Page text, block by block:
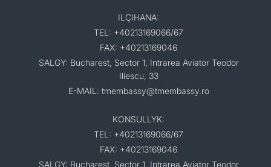
ILÇIHANA:
TEL: +40213169066/67
FAX: +40213169046
SALGY: Bucharest, Sector 1, Intrarea Aviator Teodor
Iliescu, 33
E-MAIL: tmembassy@tmembassy.ro
KONSULLYK:
TEL: +40213169066/67
FAX: +40213169046
SALGY: Bucharest, Sector 1, Intrarea Aviator Teodor